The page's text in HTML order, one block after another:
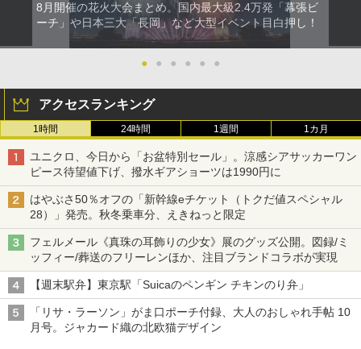
8月開催の花火大会まとめ。国内最大級2.4万発「幕張ビ
ーチ」や日本三大「長岡」など大型イベント目白押し！
● ● ● ● ● ●
アクセスランキング
1時間 24時間 1週間 1カ月
ユニクロ、今日から「お盆特別セール」。涼感シアサッカーワン
ピース待望値下げ、撥水ギアショーツは1990円に
はやぶさ50％オフの「新幹線eチケット（トクだ値スペシャル
28）」発売。秋冬乗車分、えきねっと限定
フェルメール《真珠の耳飾りの少女》展のグッズ公開。図録/ミ
ッフィー/葬送のフリーレンほか、注目ブランドコラボが実現
【週末駅弁】東京駅「Suicaのペンギン チキンのり弁」
「リサ・ラーソン」がま口ポーチ付録、大人のおしゃれ手帖 10
月号。ジャカード織の北欧猫デザイン